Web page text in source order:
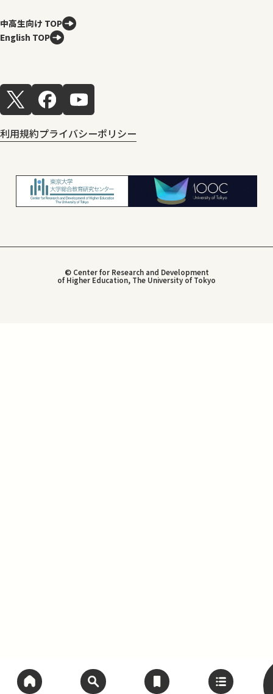
中高生向け TOP
English TOP
利用規約プライバシーポリシー
© Center for Research and Development
of Higher Education, The University of Tokyo